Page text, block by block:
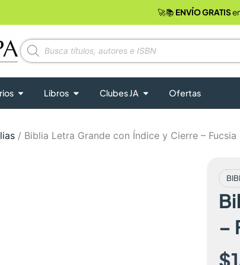
🚀📚 ENVÍO GRATIS
Búsqueda
de
Abrir Biblias e himnarios
Libros Abrir Libros
Clubes JA Abrir Clubes JA
Ofertas
/ Biblia Letra Grande con Índice y Cierre – Fucsia
–
$